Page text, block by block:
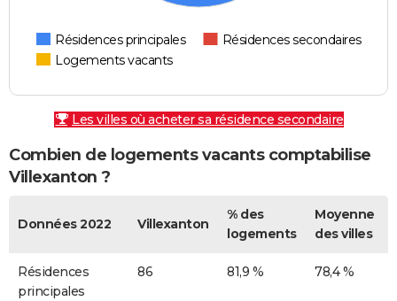
Résidences principales
Résidences secondaires
Logements vacants
Les villes où acheter sa résidence secondaire
Combien de logements vacants comptabilise
Villexanton ?
Données 2022 Villexanton
% des
logements
Moyenne
des villes
Résidences
principales
86 81,9 % 78,4 %